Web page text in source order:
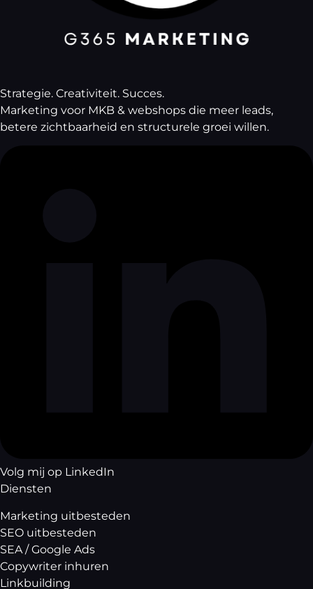
Strategie. Creativiteit. Succes.
Marketing voor MKB & webshops die meer leads,
betere zichtbaarheid en structurele groei willen.
Volg mij op LinkedIn
Diensten
Marketing uitbesteden
SEO uitbesteden
SEA / Google Ads
Copywriter inhuren
Linkbuilding